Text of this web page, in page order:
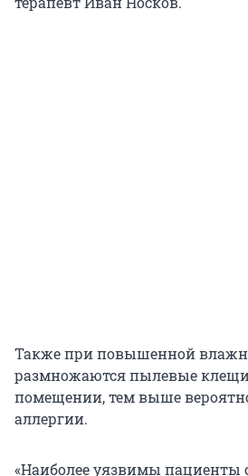
Также при повышенной
размножаются пылевые
помещении, тем выше
аллергии.
«Наиболее уязвимы пациенты